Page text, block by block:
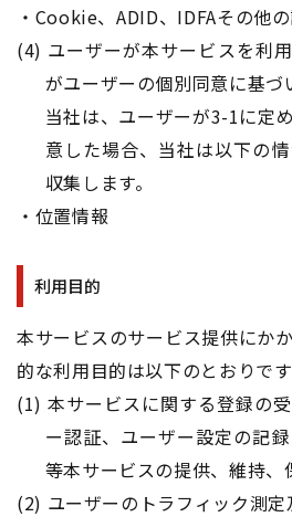
・Cookie、ADID、IDFAその他
(4) ユーザーが本サービスを利
がユーザーの個別同意に基づ
当社は、ユーザーが3-1に定
意した場合、当社は以下の
収集します。
・位置情報
利用目的
本サービスのサービス提供にか
的な利用目的は以下のとおりです
(1) 本サービスに関する登録の
ー認証、ユーザー設定の記
等本サービスの提供、維持、
(2) ユーザーのトラフィック測